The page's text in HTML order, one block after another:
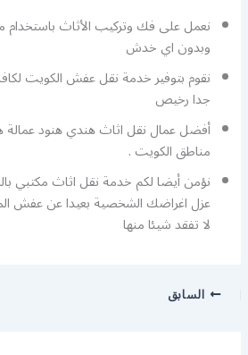
نعمل على فك وتركيب الأثاث باستخدام
وبدون اي خدش
نقوم بتوفير خدمة نقل عفش الكويت
جدا رخيص
أفضل عمال نقل اثاث هندي هنود عمالة
مناطق الكويت .
نؤمن أيضا لكم خدمة نقل اثاث مكتبي
عزل اغراضك الشخصية بعيدا عن عفش
لا تفقد شيئا منها
السابق